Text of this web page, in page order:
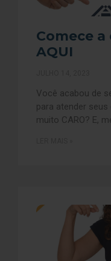
Comece
AQUI
Você acabou de
para atender
muito CARO? E,